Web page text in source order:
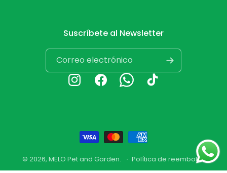
Suscríbete al Newsletter
Correo electrónico
InstagramFacebookWhatsappTikTok
Formas
de
pago
© 2026, MELO Pet and Garden.
Política de reembolso